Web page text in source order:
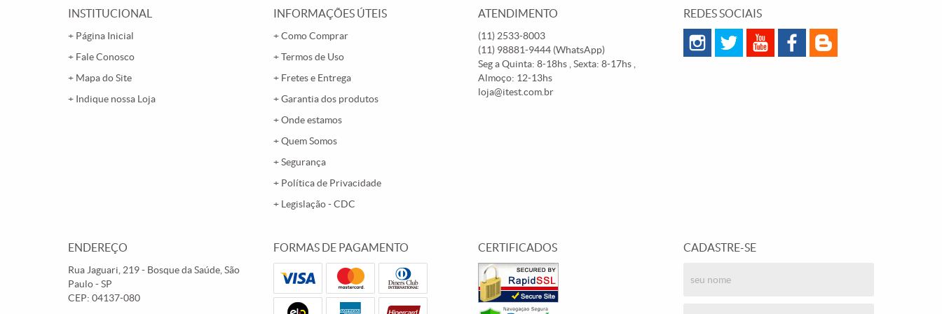
INSTITUCIONAL
Página Inicial
Fale Conosco
Mapa do Site
Indique nossa Loja
INFORMAÇÕES ÚTEIS
Como Comprar
Termos de Uso
Fretes e Entrega
Garantia dos produtos
Onde estamos
Quem Somos
Segurança
Política de Privacidade
Legislação - CDC
ATENDIMENTO
(11) 2533-8003
(11) 98881-9444 (WhatsApp)
Seg a Quinta: 8-18hs , Sexta: 8-17hs ,
Almoço: 12-13hs
loja@itest.com.br
REDES SOCIAIS
ENDEREÇO
Rua Jaguari, 219- Bosque da Saúde, São
Paulo-SP
CEP: 04137-080
FORMAS DE PAGAMENTO CERTIFICADOS CADASTRE-SE